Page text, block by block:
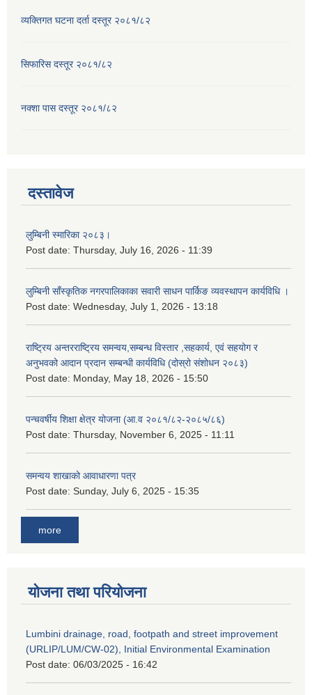
व्यक्तिगत घटना दर्ता दस्तूर २०८१/८२
सिफारिस दस्तूर २०८१/८२
नक्शा पास दस्तूर २०८१/८२
दस्तावेज
लुम्बिनी स्मारिका २०८३।
Post date: Thursday, July 16, 2026 - 11:39
लुम्बिनी साँस्कृतिक नगरपालिकाका सवारी साधन पार्किङ व्यवस्थापन कार्यविधि ।
Post date: Wednesday, July 1, 2026 - 13:18
राष्ट्रिय अन्तरराष्ट्रिय समन्वय,सम्बन्ध विस्तार ,सहकार्य, एवं सहयोग र
अनुभवको आदान प्रदान सम्बन्धी कार्यविधि (दोस्रो संशोधन २०८३)
Post date: Monday, May 18, 2026 - 15:50
पन्चवर्षीय शिक्षा क्षेत्र योजना (आ.व २०८१/८२-२०८५/८६)
Post date: Thursday, November 6, 2025 - 11:11
समन्वय शाखाको आवाधारणा पत्र
Post date: Sunday, July 6, 2025 - 15:35
more
योजना तथा परियोजना
Lumbini drainage, road, footpath and street improvement
(URLIP/LUM/CW-02), Initial Environmental Examination
Post date: 06/03/2025 - 16:42